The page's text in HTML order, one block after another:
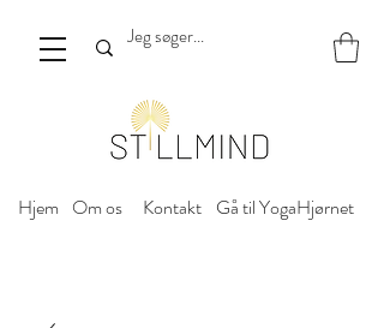
Hjem Om os Kontakt Gå til YogaHjørnet